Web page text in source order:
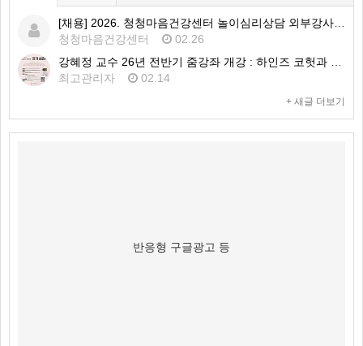
[채용] 2026. 청청마음건강센터 놀이심리상담 외부강사 1차 공개채용 공고
청청마음건강센터
02.26
강혜정 교수 26년 전반기 줌강좌 개강 : 하인즈 코헛과 자기심리학
최고관리자
02.14
+ 새글 더보기
반응형 구글광고 등